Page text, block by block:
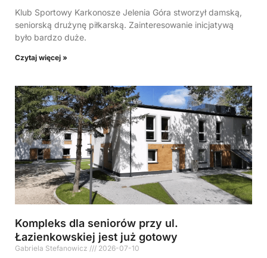
Klub Sportowy Karkonosze Jelenia Góra stworzył damską,
seniorską drużynę piłkarską. Zainteresowanie inicjatywą
było bardzo duże.
Czytaj więcej »
Kompleks dla seniorów przy ul.
Łazienkowskiej jest już gotowy
Gabriela Stefanowicz 2026-07-10